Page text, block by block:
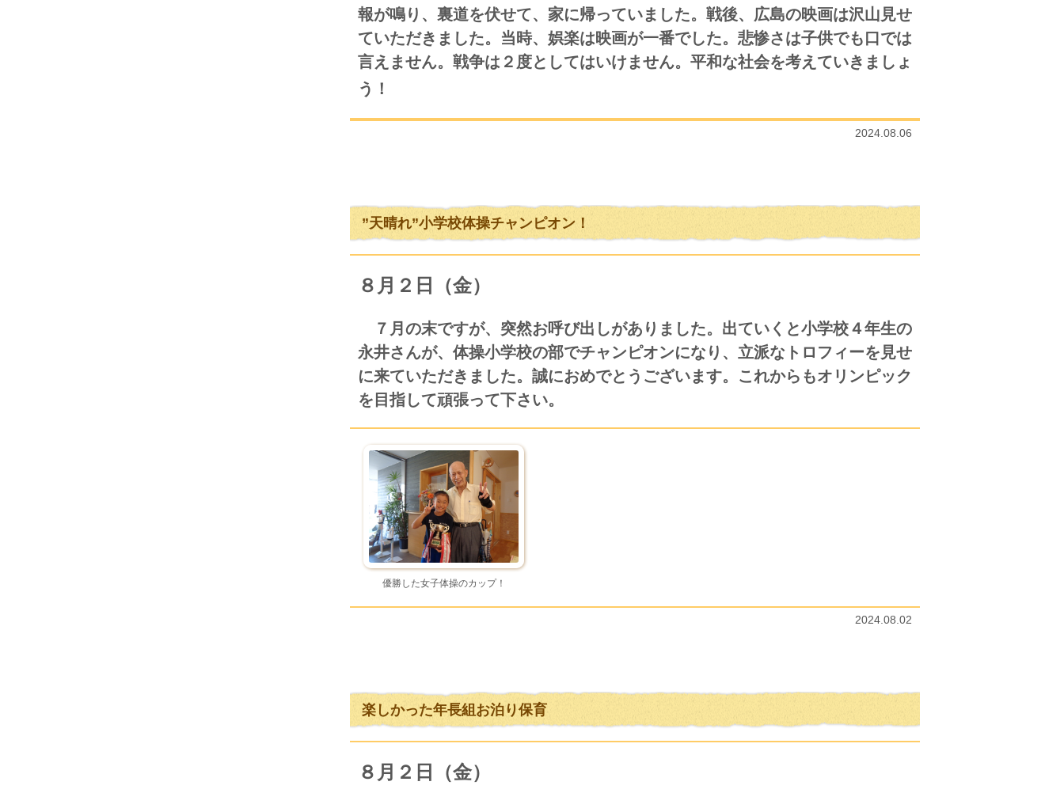
報が鳴り、裏道を伏せて、家に帰っていました。戦後、広島の映画は沢山見せ
ていただきました。当時、娯楽は映画が一番でした。悲惨さは子供でも口では
言えません。戦争は２度としてはいけません。平和な社会を考えていきましょ
う！
2024.08.06
”天晴れ”小学校体操チャンピオン！
８月２日（金）
７月の末ですが、突然お呼び出しがありました。出ていくと小学校４年生の
永井さんが、体操小学校の部でチャンピオンになり、立派なトロフィーを見せ
に来ていただきました。誠におめでとうございます。これからもオリンピック
を目指して頑張って下さい。
優勝した女子体操のカップ！
2024.08.02
楽しかった年長組お泊り保育
８月２日（金）